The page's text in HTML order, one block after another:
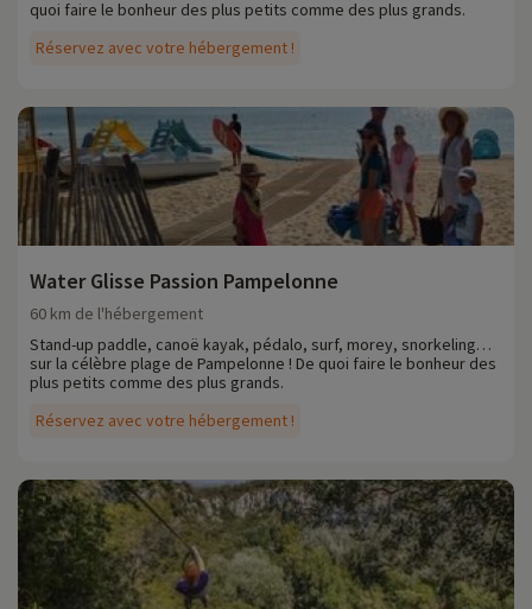
Réservez avec votre hébergement !
quoi faire le bonheur des plus petits comme des plus grands.
Water Glisse Passion Pampelonne
Réservez avec votre hébergement !
60 km de l'hébergement
Stand-up paddle, canoë kayak, pédalo, surf, morey, snorkeling…
sur la célèbre plage de Pampelonne ! De quoi faire le bonheur des
plus petits comme des plus grands.